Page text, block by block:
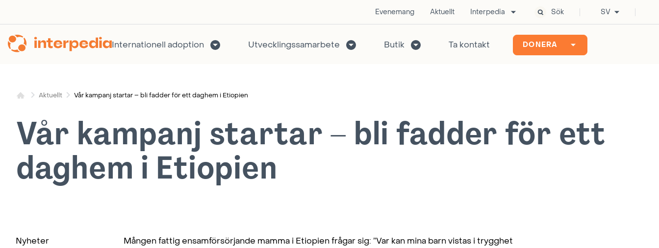
Evenemang Aktuellt Interpedia Sök SV
Internationell adoption Utvecklingssamarbete Butik Ta kontakt DONERA
Aktuellt Vår kampanj startar – bli fadder för ett daghem i Etiopien
Vår kampanj startar – bli fadder för ett
daghem i Etiopien
Nyheter
Mången fattig ensamförsörjande mamma i Etiopien frågar sig: ”Var kan mina barn vistas i trygghet